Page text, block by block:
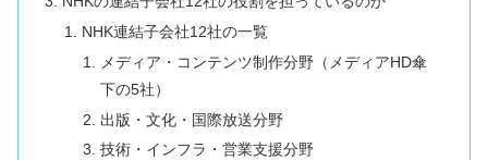
NHK連結子会社12社の一覧
メディア・コンテンツ制作分野（メディアHD傘
下の5社）
出版・文化・国際放送分野
技術・インフラ・営業支援分野